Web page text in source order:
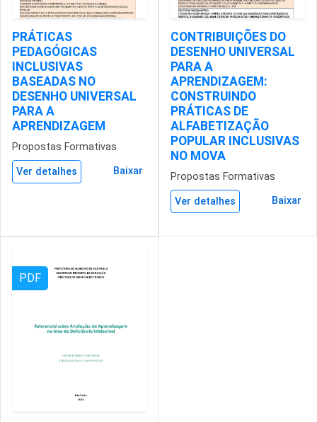
PRÁTICAS
PEDAGÓGICAS
INCLUSIVAS
BASEADAS NO
DESENHO UNIVERSAL
PARA A
APRENDIZAGEM
Propostas Formativas
Ver detalhes Baixar
CONTRIBUIÇÕES DO
DESENHO UNIVERSAL
PARA A
APRENDIZAGEM:
CONSTRUINDO
PRÁTICAS DE
ALFABETIZAÇÃO
POPULAR INCLUSIVAS
NO MOVA
Propostas Formativas
Ver detalhes Baixar
PDF